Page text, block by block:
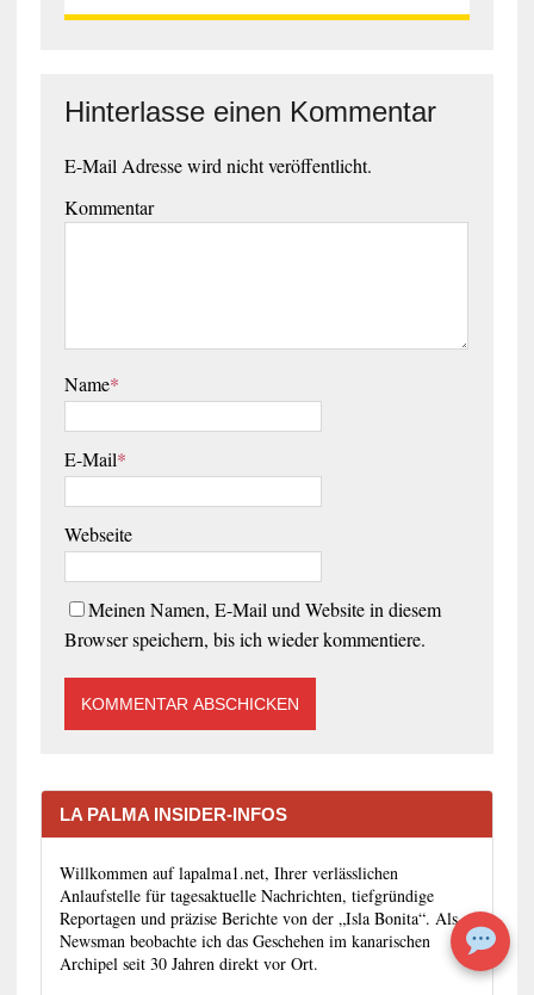
Hinterlasse einen Kommentar
E-Mail Adresse wird nicht veröffentlicht.
Kommentar
Name*
E-Mail*
Webseite
Meinen Namen, E-Mail und Website in diesem
Browser speichern, bis ich wieder kommentiere.
LA PALMA INSIDER-INFOS
Willkommen auf lapalma1.net, Ihrer verlässlichen
Anlaufstelle für tagesaktuelle Nachrichten, tiefgründige
Reportagen und präzise Berichte von der „Isla Bonita“. Als
Newsman beobachte ich das Geschehen im kanarischen
Archipel seit 30 Jahren direkt vor Ort.